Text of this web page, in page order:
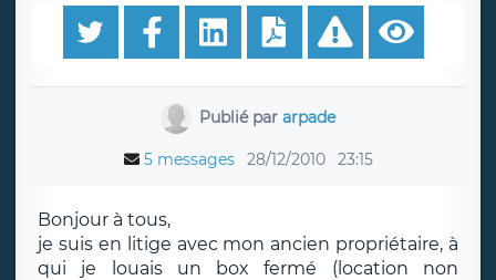
Publié pararpade
5 messages 28/12/2010 23:15
Bonjour à tous,
je suis en litige avec mon ancien propriétaire, à
qui je louais un box fermé (location non